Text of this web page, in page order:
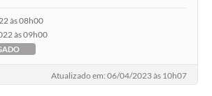
às 08h00
às 09h00
Atualizado em: 06/04/2023 às 10h07